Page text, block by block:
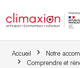
Accueil
Notre
Comprendre et